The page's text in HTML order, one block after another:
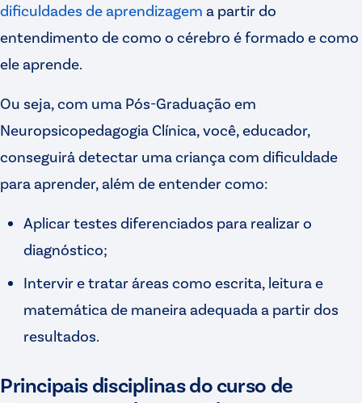
dificuldades de aprendizagem a partir do
entendimento de como o cérebro é formado e como
ele aprende.
Ou seja, com uma Pós-Graduação em
Neuropsicopedagogia Clínica, você, educador,
conseguirá detectar uma criança com dificuldade
para aprender, além de entender como:
Aplicar testes diferenciados para realizar o
diagnóstico;
Intervir e tratar áreas como escrita, leitura e
matemática de maneira adequada a partir dos
resultados.
Principais disciplinas do curso de